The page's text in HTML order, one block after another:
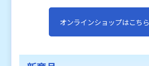
オンラインショップはこちら